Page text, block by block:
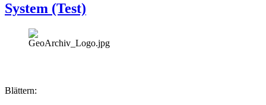
System (Test)
Blättern: